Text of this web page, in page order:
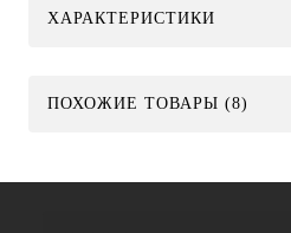
ХАРАКТЕРИСТИКИ
ПОХОЖИЕ ТОВАРЫ (8)